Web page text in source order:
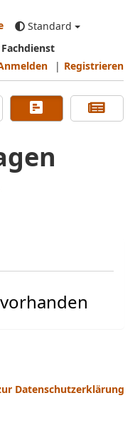
Standard
| Registrieren
Datenschutzerklärung